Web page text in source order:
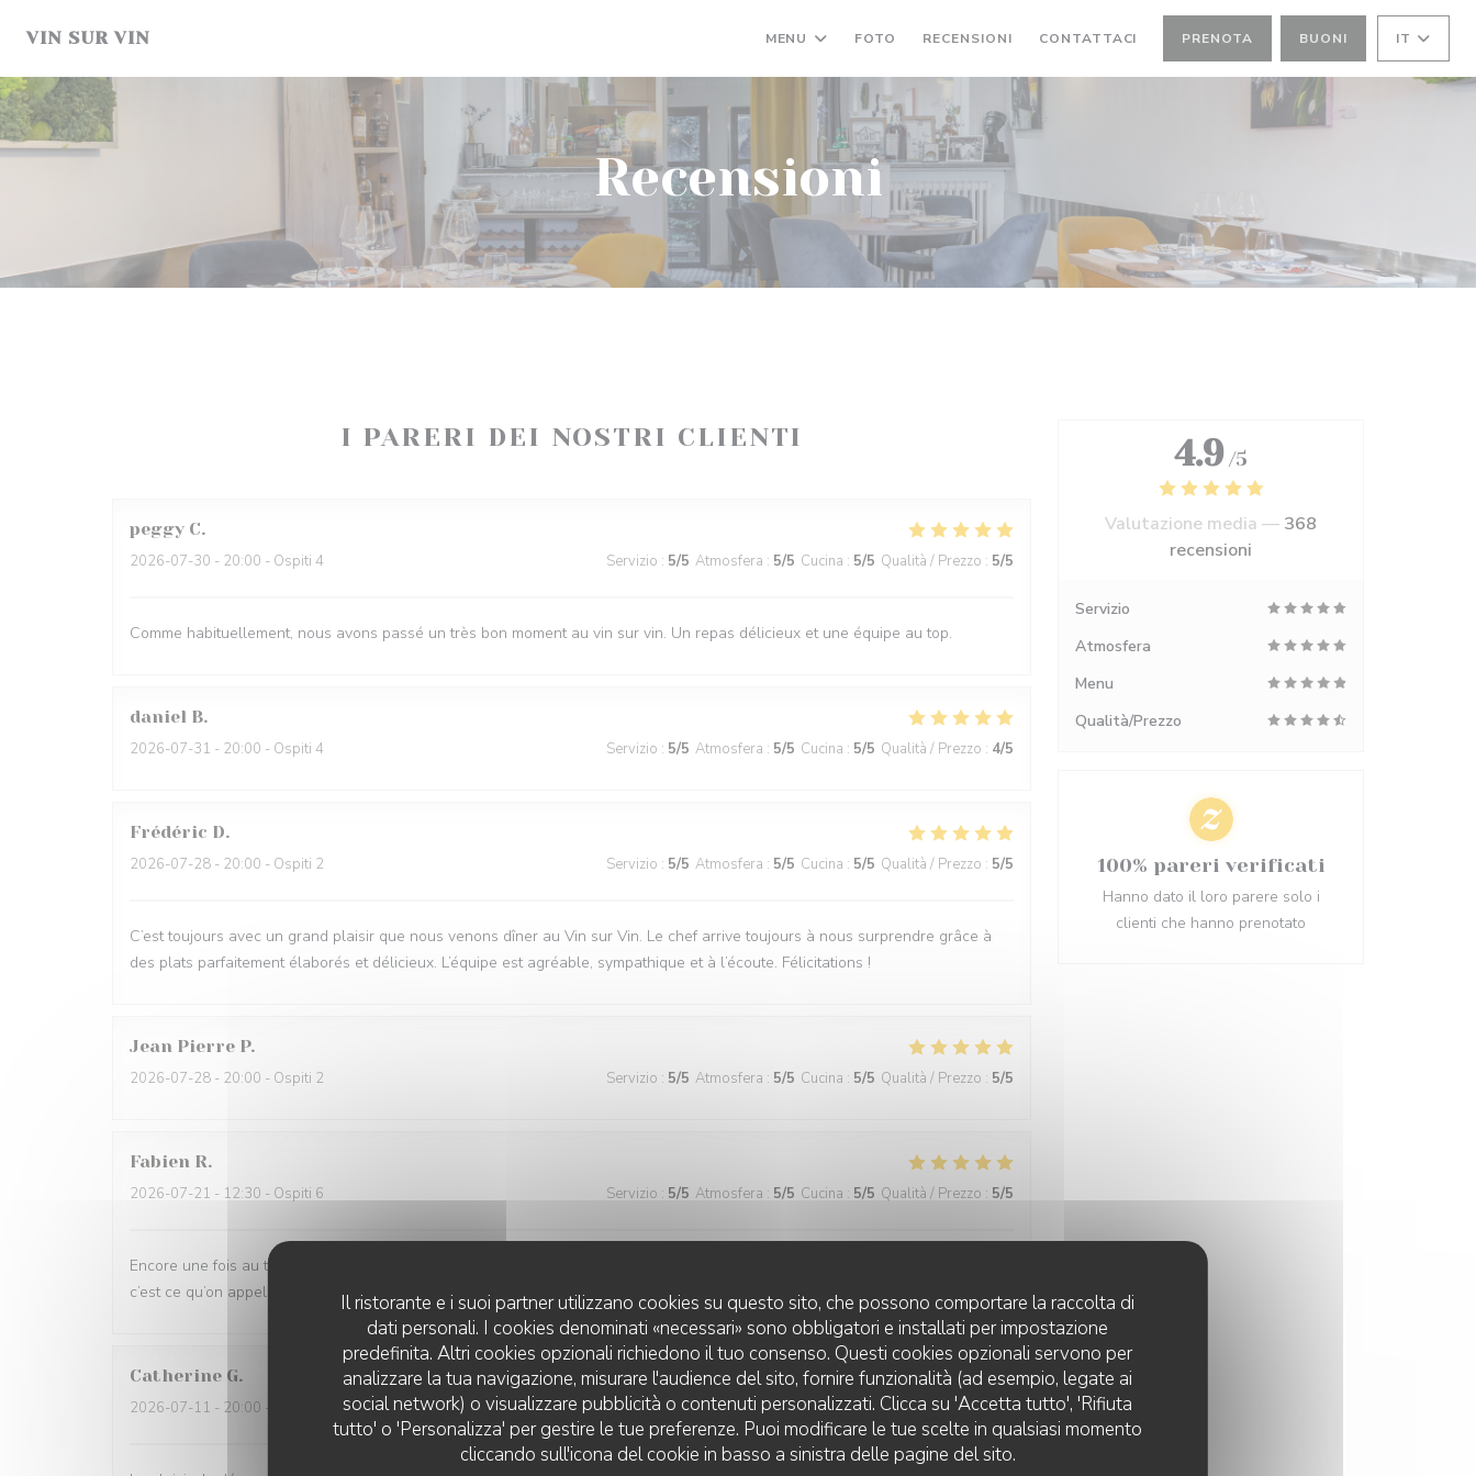
Il ristorante e i suoi partner utilizzano cookies su questo sito, che possono comportare la raccolta di
dati personali. I cookies denominati «necessari» sono obbligatori e installati per impostazione
predefinita. Altri cookies opzionali richiedono il tuo consenso. Questi cookies opzionali servono per
analizzare la tua navigazione, misurare l'audience del sito, fornire funzionalità (ad esempio, legate ai
social network) o visualizzare pubblicità o contenuti personalizzati. Clicca su 'Accetta tutto', 'Rifiuta
tutto' o 'Personalizza' per gestire le tue preferenze. Puoi modificare le tue scelte in qualsiasi momento
cliccando sull'icona del cookie in basso a sinistra delle pagine del sito.
VIN SUR VIN MENU FOTO RECENSIONI CONTATTACI PRENOTA BUONI IT
Recensioni
I PARERI DEI NOSTRI CLIENTI
peggy C
2026-07-30 - 20:00 - Ospiti 4 Servizio : 5/5 Atmosfera : 5/5 Cucina : 5/5 Qualità / Prezzo : 5/5
Comme habituellement, nous avons passé un très bon moment au vin sur vin. Un repas délicieux et une équipe au top.
daniel B
2026-07-31 - 20:00 - Ospiti 4 Servizio : 5/5 Atmosfera : 5/5 Cucina : 5/5 Qualità / Prezzo : 4/5
Frédéric D
2026-07-28 - 20:00 - Ospiti 2 Servizio : 5/5 Atmosfera : 5/5 Cucina : 5/5 Qualità / Prezzo : 5/5
C’est toujours avec un grand plaisir que nous venons dîner au Vin sur Vin. Le chef arrive toujours à nous surprendre grâce à
des plats parfaitement élaborés et délicieux. L’équipe est agréable, sympathique et à l’écoute. Félicitations !
Jean Pierre P
2026-07-28 - 20:00 - Ospiti 2 Servizio : 5/5 Atmosfera : 5/5 Cucina : 5/5 Qualità / Prezzo : 5/5
Fabien R
2026-07-21 - 12:30 - Ospiti 6 Servizio : 5/5 Atmosfera : 5/5 Cucina : 5/5 Qualità / Prezzo : 5/5
Encore une fois au top, et en plus de ça , belle surprise du menu enfant offert et du verre de vin aussi. Sans rien demander,
c’est ce qu’on appelle, avoir le sens commercial. Merci beaucoup … À bientôt
Catherine G
2026-07-11 - 20:00 - Ospiti 3 Servizio: 5 /5 Atmosfera :5/5 Cucina:5/5 Qualità / Prezzo:5/5
4.9 /5
Valutazione media — 368
recensioni
Servizio
Atmosfera
Menu
Qualità/Prezzo
100% pareri verificati
Hanno dato il loro parere solo i
clienti che hanno prenotato
VIN SUR VIN